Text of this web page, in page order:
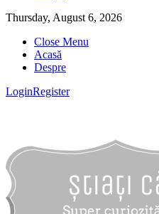
Thursday, August 6, 2026
Close Menu
Acasă
Despre
LoginRegister